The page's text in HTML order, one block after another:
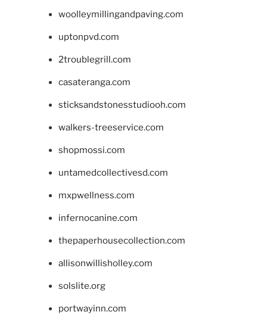
woolleymillingandpaving.com
uptonpvd.com
2troublegrill.com
casateranga.com
sticksandstonesstudiooh.com
walkers-treeservice.com
shopmossi.com
untamedcollectivesd.com
mxpwellness.com
infernocanine.com
thepaperhousecollection.com
allisonwillisholley.com
solslite.org
portwayinn.com